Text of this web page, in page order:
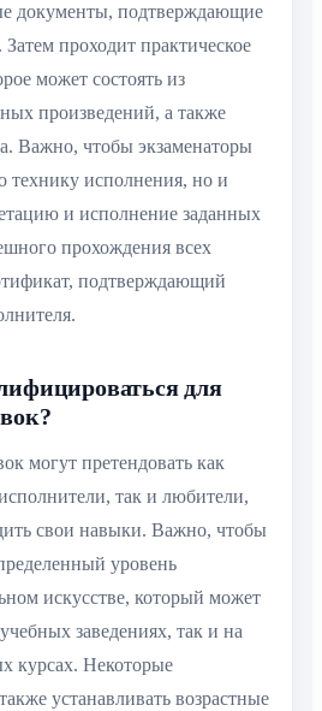
документы, подтверждающие
проходит практическое
может состоять из
произведений, а также
Важно, чтобы экзаменаторы
технику исполнения, но и
и исполнение заданных
прохождения всех
подтверждающий
для
могут претендовать как
так и любители,
свои навыки. Важно, чтобы
уровень
искусстве, который может
заведениях, так и на
курсах. Некоторые
устанавливать возрастные